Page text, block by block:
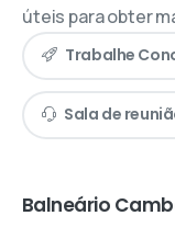
úteis para obter
Trabalhe
Sala de
Balneário